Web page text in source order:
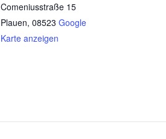
Comeniusstraße 15
Plauen, 08523 Google
Karte anzeigen